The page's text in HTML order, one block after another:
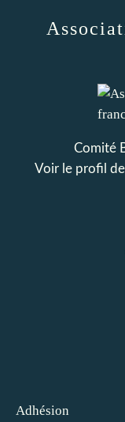
Adhésion
Comité
Voir le profil de